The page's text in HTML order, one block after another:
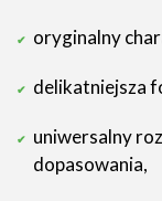
oryginalny
delikatniejsza
uniwersalny
dopasowania,